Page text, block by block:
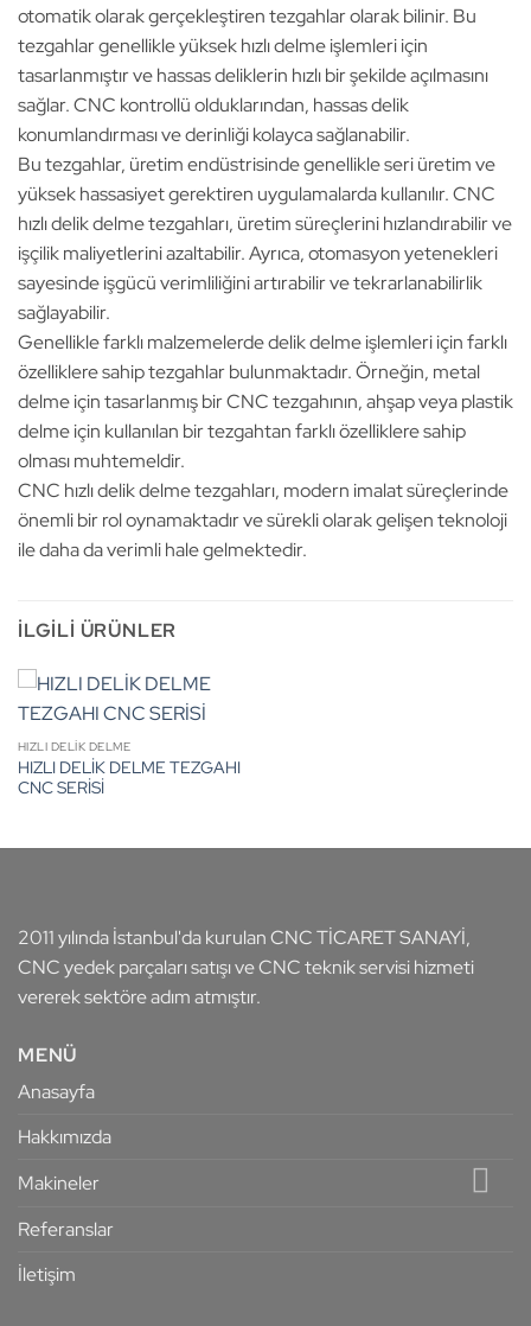
otomatik olarak gerçekleştiren tezgahlar olarak bilinir. Bu
tezgahlar genellikle yüksek hızlı delme işlemleri için
tasarlanmıştır ve hassas deliklerin hızlı bir şekilde açılmasını
sağlar. CNC kontrollü olduklarından, hassas delik
konumlandırması ve derinliği kolayca sağlanabilir.
Bu tezgahlar, üretim endüstrisinde genellikle seri üretim ve
yüksek hassasiyet gerektiren uygulamalarda kullanılır. CNC
hızlı delik delme tezgahları, üretim süreçlerini hızlandırabilir ve
işçilik maliyetlerini azaltabilir. Ayrıca, otomasyon yetenekleri
sayesinde işgücü verimliliğini artırabilir ve tekrarlanabilirlik
sağlayabilir.
Genellikle farklı malzemelerde delik delme işlemleri için farklı
özelliklere sahip tezgahlar bulunmaktadır. Örneğin, metal
delme için tasarlanmış bir CNC tezgahının, ahşap veya plastik
delme için kullanılan bir tezgahtan farklı özelliklere sahip
olması muhtemeldir.
CNC hızlı delik delme tezgahları, modern imalat süreçlerinde
önemli bir rol oynamaktadır ve sürekli olarak gelişen teknoloji
ile daha da verimli hale gelmektedir.
İLGILI ÜRÜNLER
HIZLI DELİK DELME
HIZLI DELİK DELME TEZGAHI
CNC SERİSİ
2011 yılında İstanbul'da kurulan CNC TİCARET SANAYİ,
CNC yedek parçaları satışı ve CNC teknik servisi hizmeti
vererek sektöre adım atmıştır.
MENÜ
Anasayfa
Hakkımızda
Makineler
Referanslar
İletişim